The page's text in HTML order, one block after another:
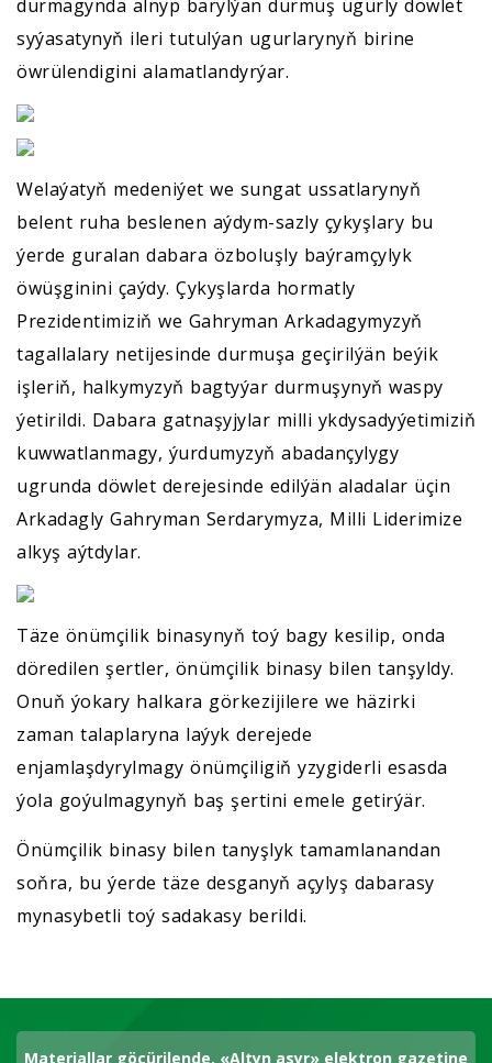
durmagynda alnyp barylýan durmuş ugurly döwlet
syýasatynyň ileri tutulýan ugurlarynyň birine
öwrülendigini alamatlandyrýar.
Welaýatyň medeniýet we sungat ussatlarynyň
belent ruha beslenen aýdym-sazly çykyşlary bu
ýerde guralan dabara özboluşly baýramçylyk
öwüşginini çaýdy. Çykyşlarda hormatly
Prezidentimiziň we Gahryman Arkadagymyzyň
tagallalary netijesinde durmuşa geçirilýän beýik
işleriň, halkymyzyň bagtyýar durmuşynyň waspy
ýetirildi. Dabara gatnaşyjylar milli ykdysadyýetimiziň
kuwwatlanmagy, ýurdumyzyň abadançylygy
ugrunda döwlet derejesinde edilýän aladalar üçin
Arkadagly Gahryman Serdarymyza, Milli Liderimize
alkyş aýtdylar.
Täze önümçilik binasynyň toý bagy kesilip, onda
döredilen şertler, önümçilik binasy bilen tanşyldy.
Onuň ýokary halkara görkezijilere we häzirki
zaman talaplaryna laýyk derejede
enjamlaşdyrylmagy önümçiligiň yzygiderli esasda
ýola goýulmagynyň baş şertini emele getirýär.
Önümçilik binasy bilen tanyşlyk tamamlanandan
soňra, bu ýerde täze desganyň açylyş dabarasy
mynasybetli toý sadakasy berildi.
Materiallar göçürilende, «Altyn asyr» elektron gazetine